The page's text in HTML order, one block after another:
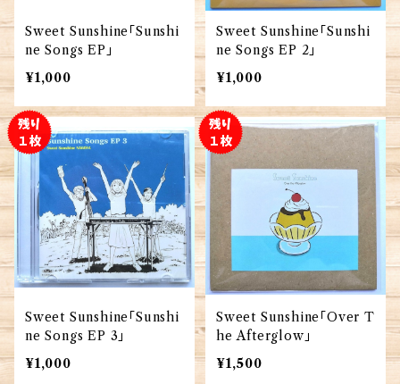
Sweet Sunshine「Sunshi
ne Songs EP」
¥1,000
Sweet Sunshine「Sunshi
ne Songs EP 2」
¥1,000
Sweet Sunshine「Sunshi
ne Songs EP 3」
¥1,000
Sweet Sunshine「Over T
he Afterglow」
¥1,500